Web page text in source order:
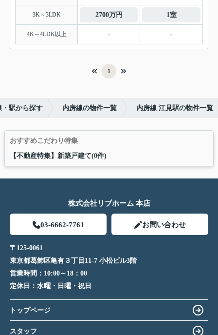
3K～3LDK 2700万円 1室
4K～4LDK以上 - -
1
・駅から探す 内房線の物件一覧 内房線 江見駅の物件一覧
おすすめこだわり特集
【不動産特集】新築戸建て(0件)
株式会社リブホーム 本店
03-6662-7761 お問い合わせ
〒125-0061
東京都葛飾区亀有３丁目11-7 小松ビル3階
営業時間： 10:00～18：00
定休日： 水曜・日曜・祝日
トップページ
スタッフ